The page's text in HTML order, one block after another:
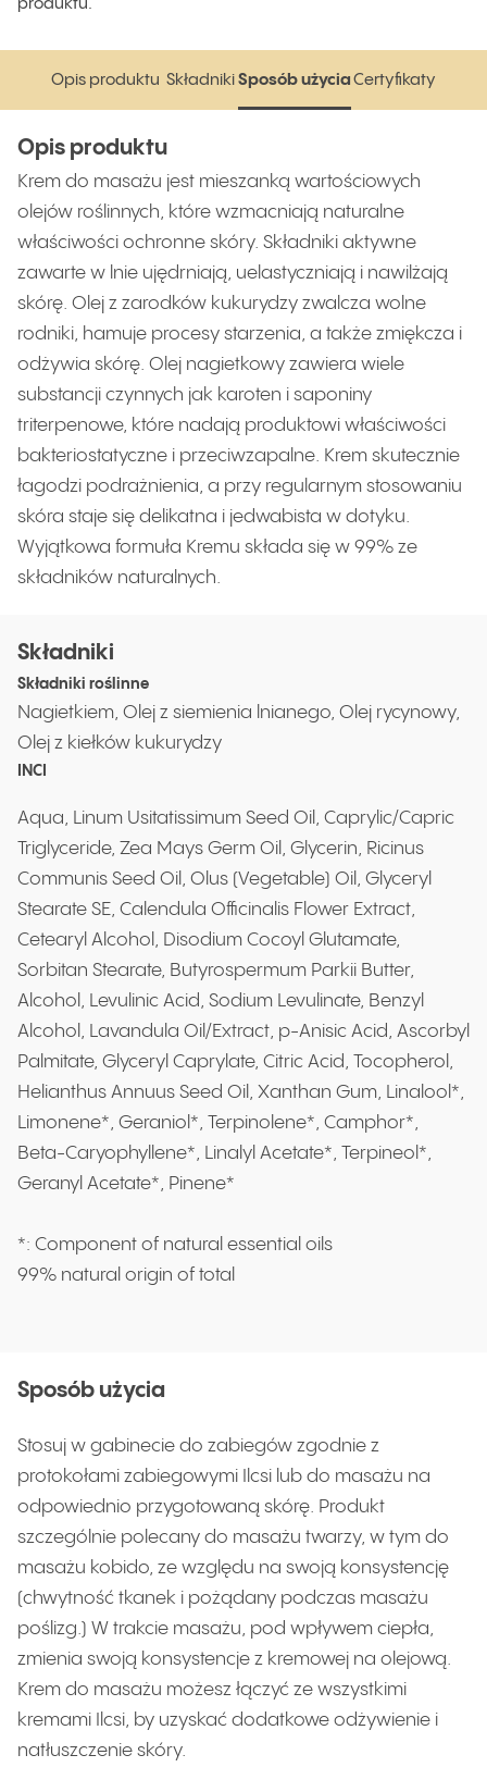
produktu.
Opis produktu
Opis produktu
Składniki
Składniki
Sposób użycia
Sposób użycia
Certyfikaty
Certyfikaty
Opis produktu
Krem do masażu jest mieszanką wartościowych
olejów roślinnych, które wzmacniają naturalne
właściwości ochronne skóry. Składniki aktywne
zawarte w lnie ujędrniają, uelastyczniają i nawilżają
skórę. Olej z zarodków kukurydzy zwalcza wolne
rodniki, hamuje procesy starzenia, a także zmiękcza i
odżywia skórę. Olej nagietkowy zawiera wiele
substancji czynnych jak karoten i saponiny
triterpenowe, które nadają produktowi właściwości
bakteriostatyczne i przeciwzapalne. Krem skutecznie
łagodzi podrażnienia, a przy regularnym stosowaniu
skóra staje się delikatna i jedwabista w dotyku.
Wyjątkowa formuła Kremu składa się w 99% ze
składników naturalnych.
Składniki
Składniki roślinne
Nagietkiem, Olej z siemienia lnianego, Olej rycynowy,
Olej z kiełków kukurydzy
INCI
Aqua, Linum Usitatissimum Seed Oil, Caprylic/Capric
Triglyceride, Zea Mays Germ Oil, Glycerin, Ricinus
Communis Seed Oil, Olus (Vegetable) Oil, Glyceryl
Stearate SE, Calendula Officinalis Flower Extract,
Cetearyl Alcohol, Disodium Cocoyl Glutamate,
Sorbitan Stearate, Butyrospermum Parkii Butter,
Alcohol, Levulinic Acid, Sodium Levulinate, Benzyl
Alcohol, Lavandula Oil/Extract, p-Anisic Acid, Ascorbyl
Palmitate, Glyceryl Caprylate, Citric Acid, Tocopherol,
Helianthus Annuus Seed Oil, Xanthan Gum, Linalool*,
Limonene*, Geraniol*, Terpinolene*, Camphor*,
Beta-Caryophyllene*, Linalyl Acetate*, Terpineol*,
Geranyl Acetate*, Pinene*
*: Component of natural essential oils
99% natural origin of total
Sposób użycia
Stosuj w gabinecie do zabiegów zgodnie z
protokołami zabiegowymi Ilcsi lub do masażu na
odpowiednio przygotowaną skórę. Produkt
szczególnie polecany do masażu twarzy, w tym do
masażu kobido, ze względu na swoją konsystencję
(chwytność tkanek i pożądany podczas masażu
poślizg.) W trakcie masażu, pod wpływem ciepła,
zmienia swoją konsystencje z kremowej na olejową.
Krem do masażu możesz łączyć ze wszystkimi
kremami Ilcsi, by uzyskać dodatkowe odżywienie i
natłuszczenie skóry.